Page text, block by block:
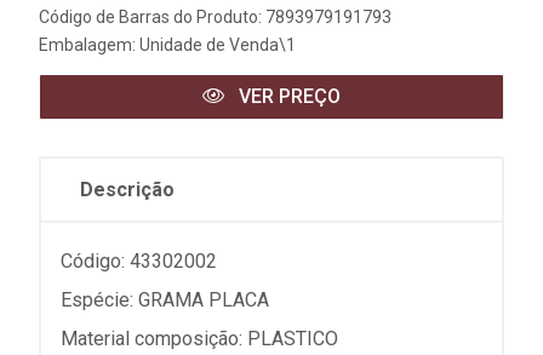
Código de Barras do Produto: 7893979191793
Embalagem: Unidade de Venda\1
VER PREÇO
Descrição
Código: 43302002
Espécie: GRAMA PLACA
Material composição: PLASTICO